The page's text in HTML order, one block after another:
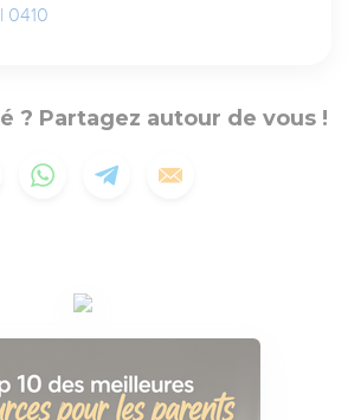
0410
? Partagez autour de vous !